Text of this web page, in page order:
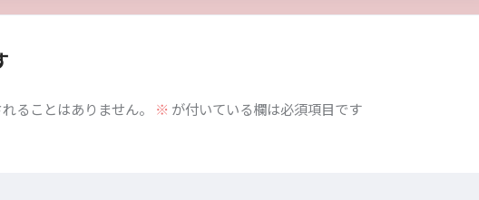
ることはありません。 ※ が付いている欄は必須項目です